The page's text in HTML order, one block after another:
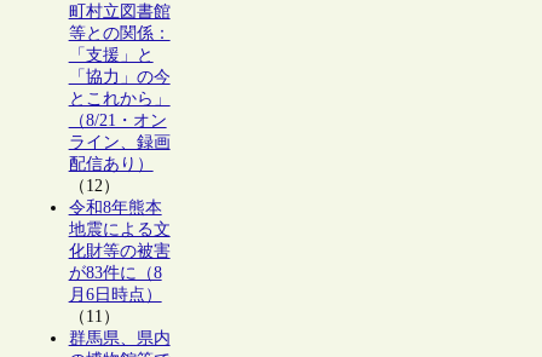
町村立図書館
等との関係：
「支援」と
「協力」の今
とこれから」
（8/21・オン
ライン、録画
配信あり）
（12）
令和8年熊本
地震による文
化財等の被害
が83件に（8
月6日時点）
（11）
群馬県、県内